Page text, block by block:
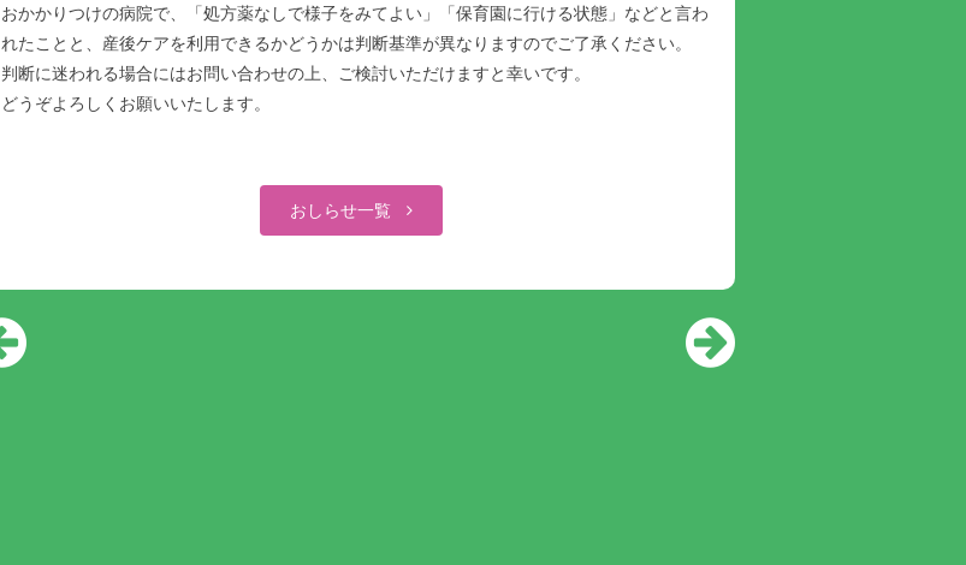
おかかりつけの病院で、「処方薬なしで様子をみてよい」「保育園に行ける状態」などと言わ
れたことと、産後ケアを利用できるかどうかは判断基準が異なりますのでご了承ください。
判断に迷われる場合にはお問い合わせの上、ご検討いただけますと幸いです。
どうぞよろしくお願いいたします。
おしらせ一覧